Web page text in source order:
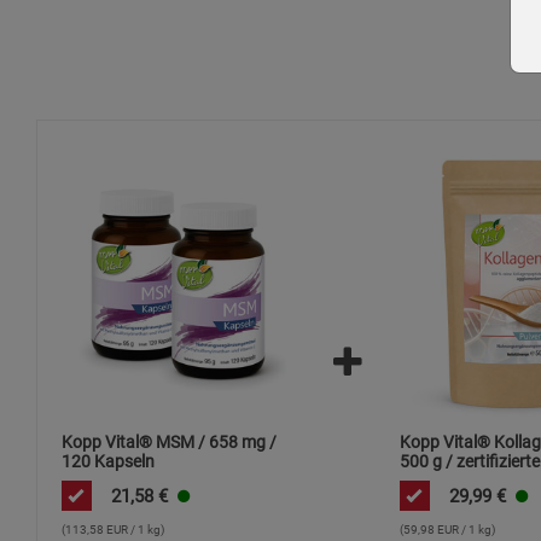
Kopp Vital® MSM / 658 mg /
120 Kapseln
21,58 €
(113,58 EUR / 1 kg)
Kopp Vital®
500 g / zertifizierte
Weidehaltung /
Kollagenhydrolysat
29,99 €
(59,98 EUR / 1 kg)